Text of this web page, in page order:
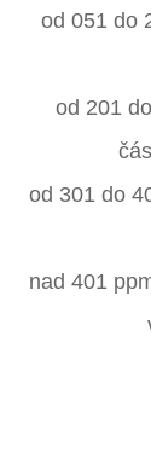
od 051 do
od 201
od 301 do
nad 401